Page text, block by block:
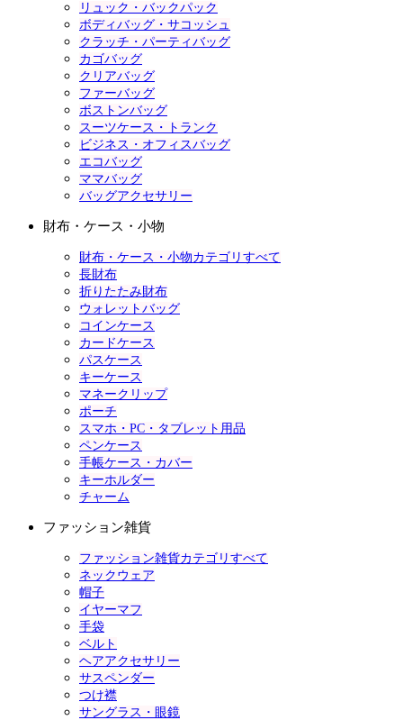
リュック・バックパック
ボディバッグ・サコッシュ
クラッチ・パーティバッグ
カゴバッグ
クリアバッグ
ファーバッグ
ボストンバッグ
スーツケース・トランク
ビジネス・オフィスバッグ
エコバッグ
ママバッグ
バッグアクセサリー
財布・ケース・小物
財布・ケース・小物カテゴリすべて
長財布
折りたたみ財布
ウォレットバッグ
コインケース
カードケース
パスケース
キーケース
マネークリップ
ポーチ
スマホ・PC・タブレット用品
ペンケース
手帳ケース・カバー
キーホルダー
チャーム
ファッション雑貨
ファッション雑貨カテゴリすべて
ネックウェア
帽子
イヤーマフ
手袋
ベルト
ヘアアクセサリー
サスペンダー
つけ襟
サングラス・眼鏡